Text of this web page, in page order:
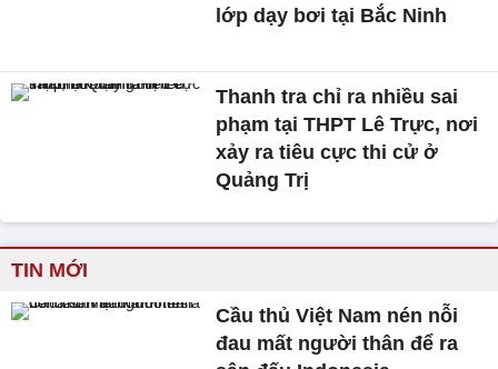
lớp dạy bơi tại Bắc Ninh
Thanh tra chỉ ra nhiều sai
phạm tại THPT Lê Trực, nơi
xảy ra tiêu cực thi cử ở
Quảng Trị
TIN MỚI
Cầu thủ Việt Nam nén nỗi
đau mất người thân để ra